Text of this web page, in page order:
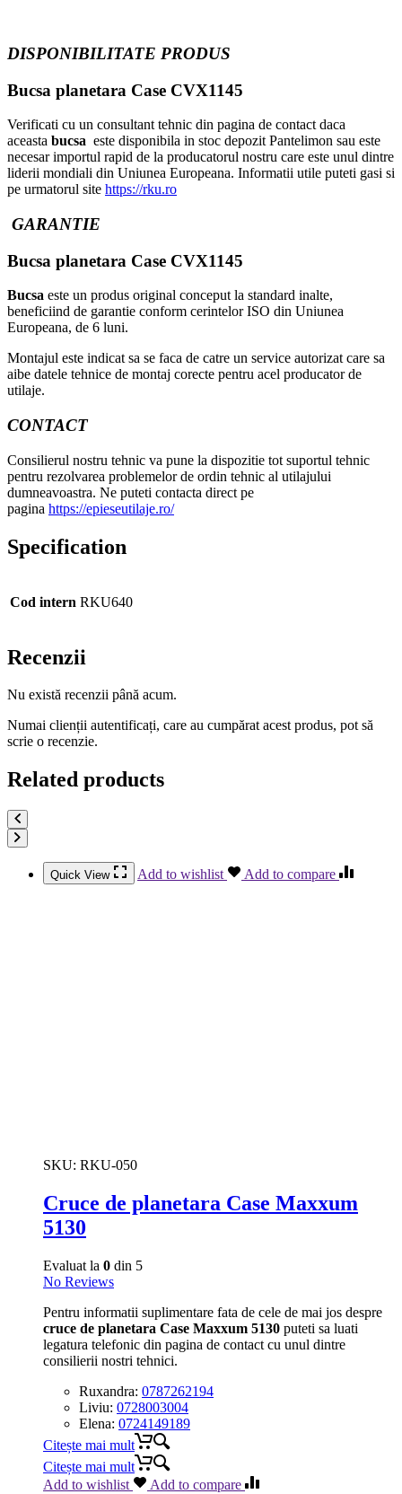
DISPONIBILITATE PRODUS
Bucsa planetara Case CVX1145
Verificati cu un consultant tehnic din pagina de contact daca
aceasta bucsa este disponibila in stoc depozit Pantelimon sau este
necesar importul rapid de la producatorul nostru care este unul dintre
liderii mondiali din Uniunea Europeana. Informatii utile puteti gasi si
pe urmatorul site https://rku.ro
GARANTIE
Bucsa planetara Case CVX1145
Bucsa este un produs original conceput la standard inalte,
beneficiind de garantie conform cerintelor ISO din Uniunea
Europeana, de 6 luni.
Montajul este indicat sa se faca de catre un service autorizat care sa
aibe datele tehnice de montaj corecte pentru acel producator de
utilaje.
CONTACT
Consilierul nostru tehnic va pune la dispozitie tot suportul tehnic
pentru rezolvarea problemelor de ordin tehnic al utilajului
dumneavoastra. Ne puteti contacta direct pe
pagina https://epieseutilaje.ro/
Specification
Cod intern RKU640
Recenzii
Nu există recenzii până acum.
Numai clienții autentificați, care au cumpărat acest produs, pot să
scrie o recenzie.
Related products
Quick View Add to wishlist Add to compare
SKU: RKU-050
Cruce de planetara Case Maxxum
5130
Evaluat la 0 din 5
No Reviews
Pentru informatii suplimentare fata de cele de mai jos despre
cruce de planetara Case Maxxum 5130 puteti sa luati
legatura telefonic din pagina de contact cu unul dintre
consilierii nostri tehnici.
Ruxandra: 0787262194
Liviu: 0728003004
Elena: 0724149189
Citește mai mult
Citește mai mult
Add to wishlist
Add to compare